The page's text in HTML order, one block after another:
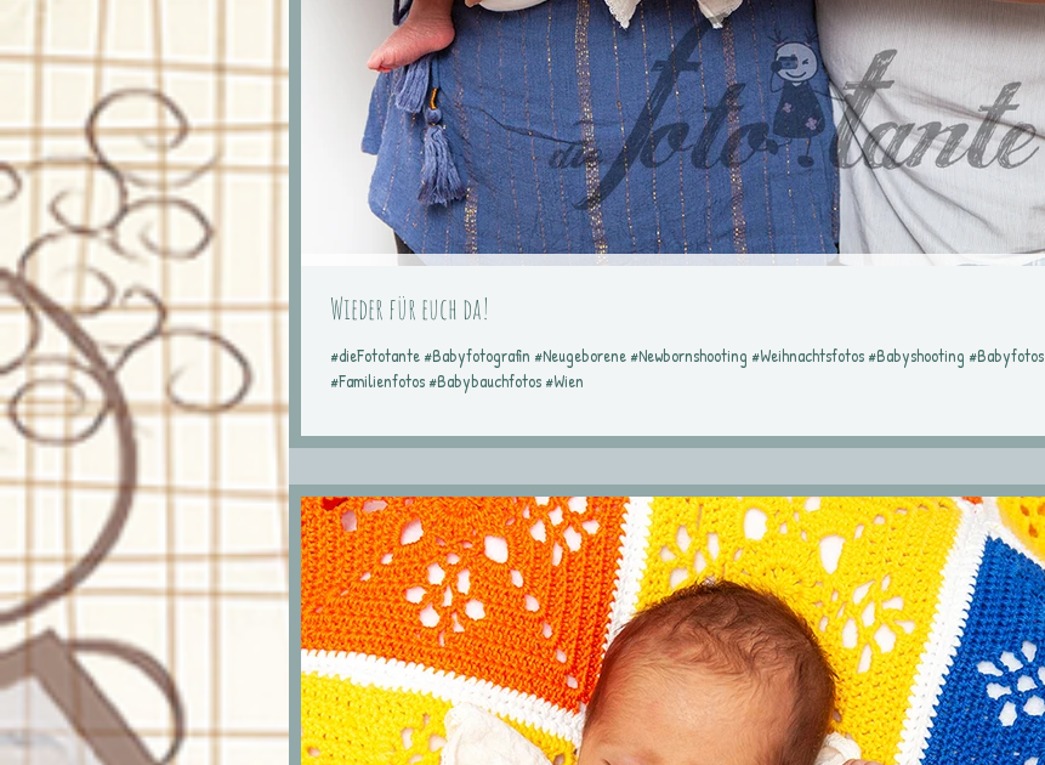
Wieder für euch da!
#dieFototante #Babyfotografin #Neugeborene #Newbornshooting #Weihnachtsfotos #Babyshooting #Babyfotos
#Familienfotos #Babybauchfotos #Wien